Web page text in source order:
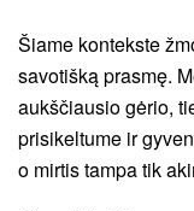
Šiame kontekste
savotišką prasmę.
aukščiausio gėrio,
prisikeltume ir
o mirtis tampa tik